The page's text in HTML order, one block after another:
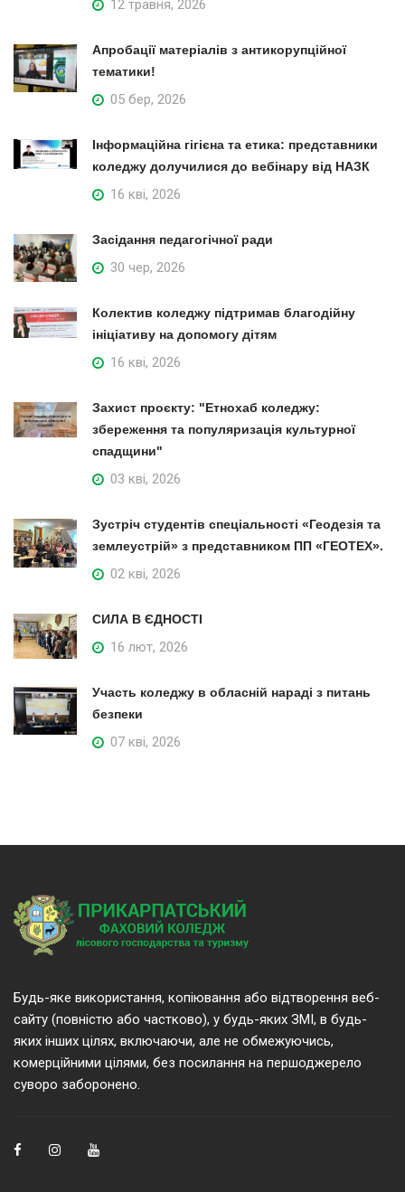
12 травня, 2026
Апробації матеріалів з антикорупційної
тематики!
05 бер, 2026
Інформаційна гігієна та етика: представники
коледжу долучилися до вебінару від НАЗК
16 кві, 2026
Засідання педагогічної ради
30 чер, 2026
Колектив коледжу підтримав благодійну
ініціативу на допомогу дітям
16 кві, 2026
Захист проєкту: "Етнохаб коледжу:
збереження та популяризація культурної
спадщини"
03 кві, 2026
Зустріч студентів спеціальності «Геодезія та
землеустрій» з представником ПП «ГЕОТЕХ».
02 кві, 2026
СИЛА В ЄДНОСТІ
16 лют, 2026
Участь коледжу в обласній нараді з питань
безпеки
07 кві, 2026
Будь-яке використання, копіювання або відтворення веб-
сайту (повністю або частково), у будь-яких ЗМІ, в будь-
яких інших цілях, включаючи, але не обмежуючись,
комерційними цілями, без посилання на першоджерело
суворо заборонено.